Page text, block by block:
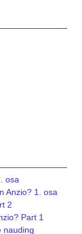
osa
Anzio? 1. osa
2
Part 1
nauding